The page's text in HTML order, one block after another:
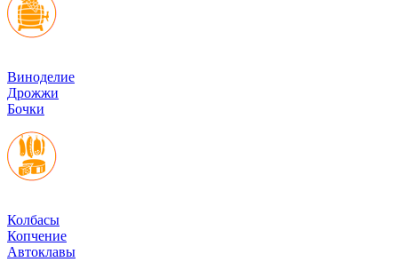
Виноделие
Дрожжи
Бочки
Колбасы
Копчение
Автоклавы